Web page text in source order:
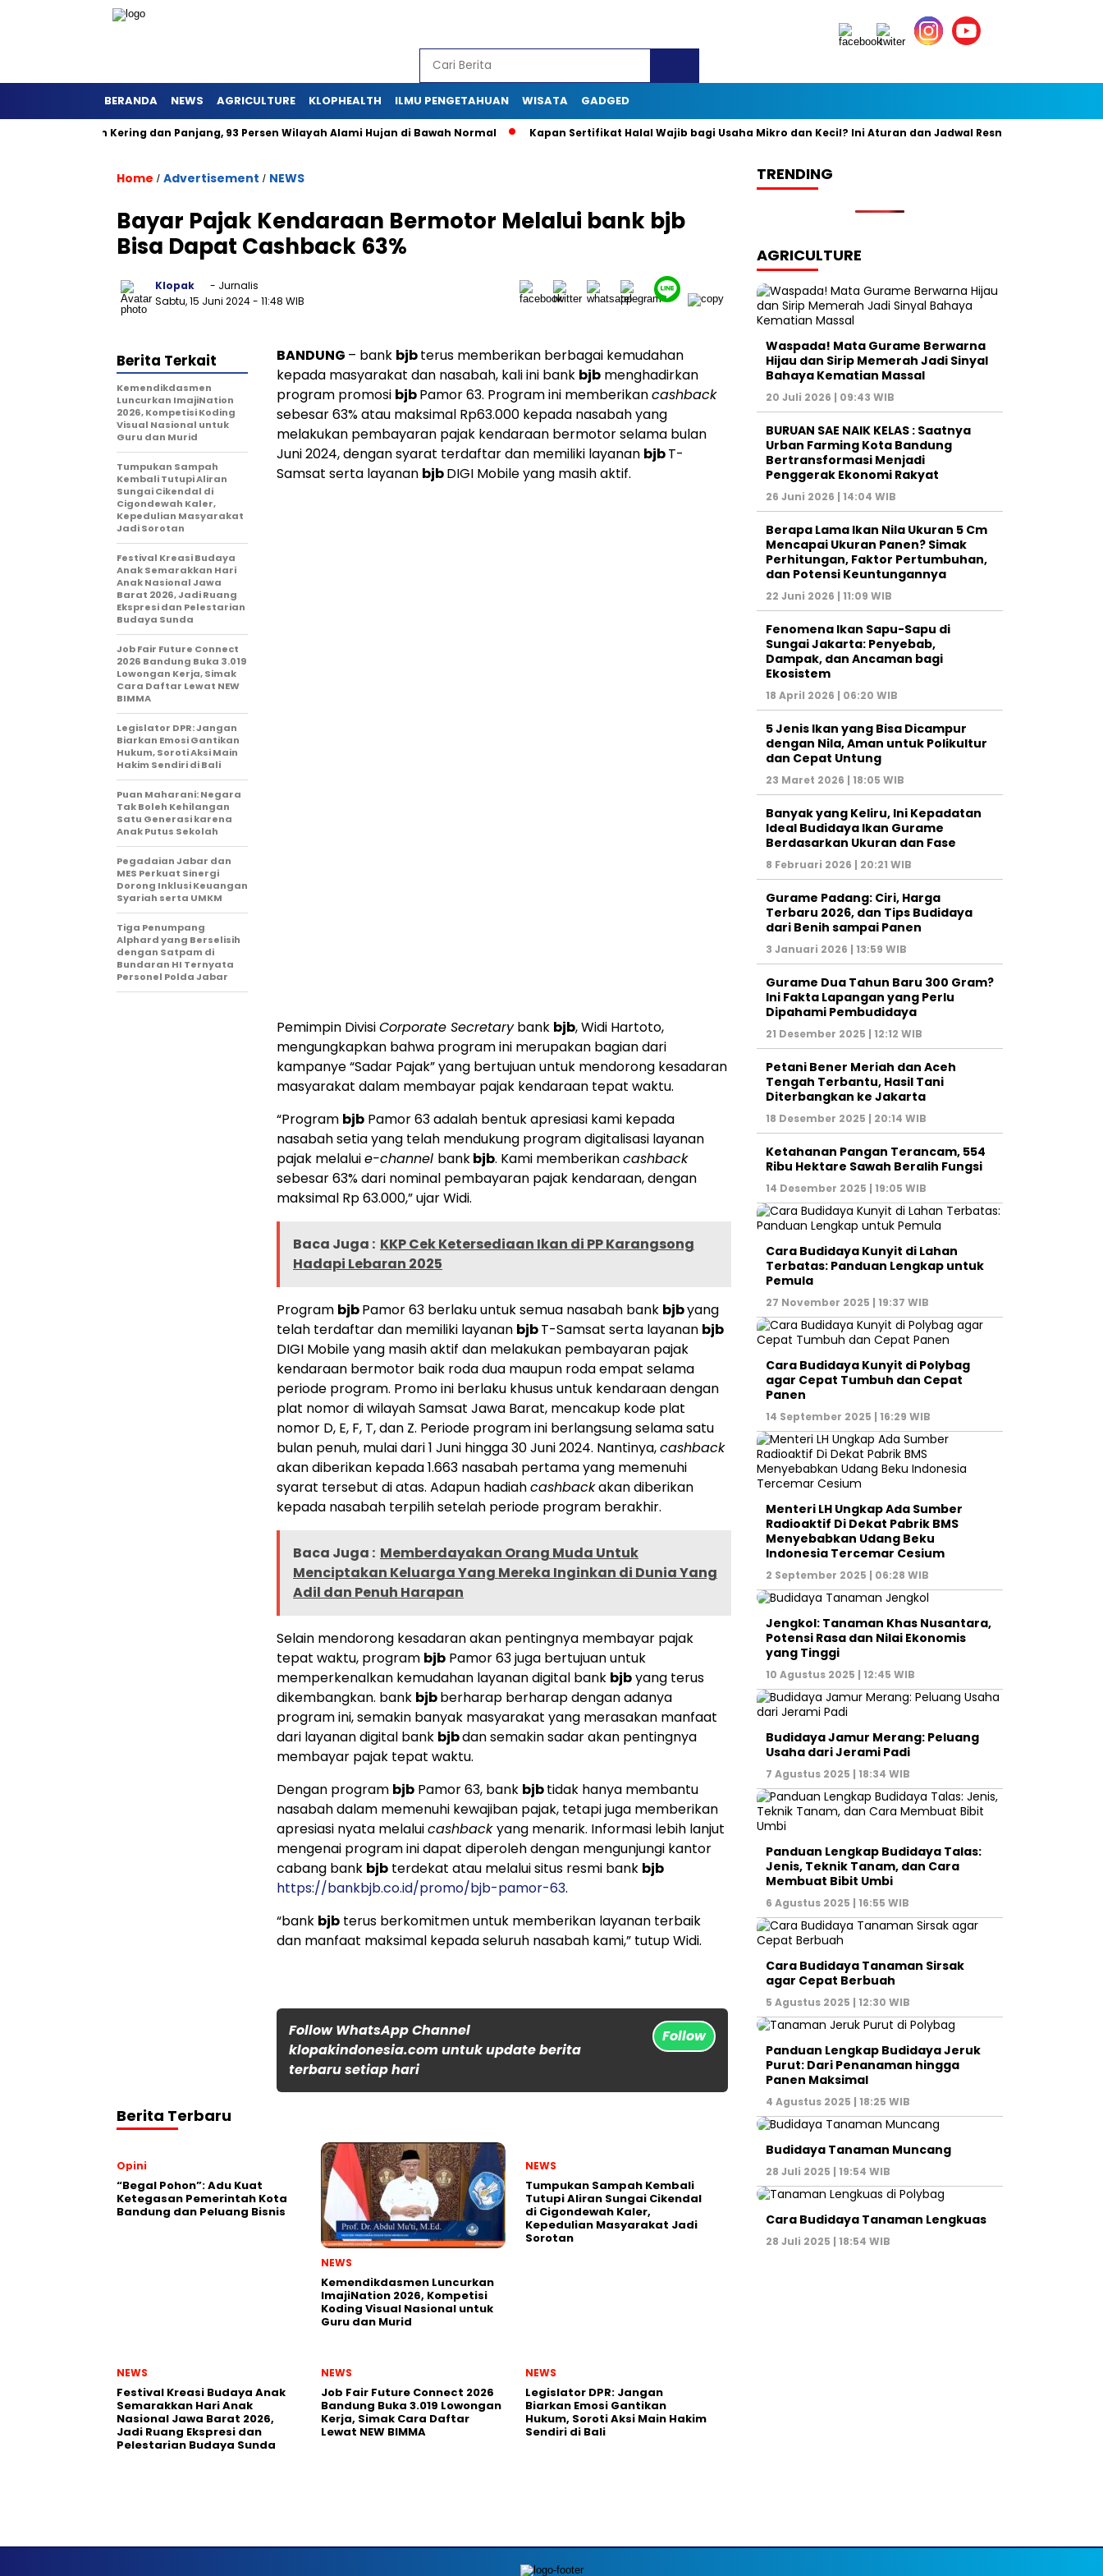
BERANDA NEWS AGRICULTURE KLOPHEALTH ILMU PENGETAHUAN WISATA GADGED
Barat Lebih Kering dan Panjang, 93 Persen Wilayah Alami Hujan di Bawah Normal Kapan Sertifikat Halal Wajib bagi Usaha Mikro dan Kecil? Ini Aturan dan Jadwal Resminya
Home / Advertisement / NEWS
Bayar Pajak Kendaraan Bermotor Melalui bank bjb
Bisa Dapat Cashback 63%
Klopak
- Jurnalis
Sabtu, 15 Juni 2024- 11:48 WIB
BANDUNG – bank bjbterus memberikan berbagai kemudahan
kepada masyarakat dan nasabah, kali ini bank bjb menghadirkan
program promosi bjbPamor 63. Program ini memberikancashback
sebesar 63% atau maksimal Rp63.000 kepada nasabah yang
melakukan pembayaran pajak kendaraan bermotor selama bulan
Juni 2024, dengan syarat terdaftar dan memiliki layanan bjbT-
Samsat serta layanan bjbDIGI Mobile yang masih aktif.
Pemimpin DivisiCorporate Secretarybank bjb, Widi Hartoto,
mengungkapkan bahwa program ini merupakan bagian dari
kampanye “Sadar Pajak” yang bertujuan untuk mendorong kesadaran
masyarakat dalam membayar pajak kendaraan tepat waktu.
“Program bjb Pamor 63 adalah bentuk apresiasi kami kepada
nasabah setia yang telah mendukung program digitalisasi layanan
pajak melaluie-channel bankbjb. Kami memberikancashback
sebesar 63% dari nominal pembayaran pajak kendaraan, dengan
maksimal Rp 63.000,” ujar Widi.
Baca Juga : KKP Cek Ketersediaan Ikan di PP Karangsong
Hadapi Lebaran 2025
Program bjbPamor 63 berlaku untuk semua nasabah bank bjbyang
telah terdaftar dan memiliki layanan bjbT-Samsat serta layanan bjb
DIGI Mobile yang masih aktif dan melakukan pembayaran pajak
kendaraan bermotor baik roda dua maupun roda empat selama
periode program. Promo ini berlaku khusus untuk kendaraan dengan
plat nomor di wilayah Samsat Jawa Barat, mencakup kode plat
nomor D, E, F, T, dan Z. Periode program ini berlangsung selama satu
bulan penuh, mulai dari 1 Juni hingga 30 Juni 2024. Nantinya,cashback
akan diberikan kepada 1.663 nasabah pertama yang memenuhi
syarat tersebut di atas. Adapun hadiahcashbackakan diberikan
kepada nasabah terpilih setelah periode program berakhir.
Baca Juga : Memberdayakan Orang Muda Untuk
Menciptakan Keluarga Yang Mereka Inginkan di Dunia Yang
Adil dan Penuh Harapan
Selain mendorong kesadaran akan pentingnya membayar pajak
tepat waktu, program bjb Pamor 63 juga bertujuan untuk
memperkenalkan kemudahan layanan digital bank bjbyang terus
dikembangkan. bank bjbberharap berharap dengan adanya
program ini, semakin banyak masyarakat yang merasakan manfaat
dari layanan digital bank bjbdan semakin sadar akan pentingnya
membayar pajak tepat waktu.
Dengan program bjb Pamor 63, bank bjbtidak hanya membantu
nasabah dalam memenuhi kewajiban pajak, tetapi juga memberikan
apresiasi nyata melaluicashbackyang menarik. Informasi lebih lanjut
mengenai program ini dapat diperoleh dengan mengunjungi kantor
cabang bank bjb terdekat atau melalui situs resmi bank bjb
https://bankbjb.co.id/promo/bjb-pamor-63.
“bank bjb terus berkomitmen untuk memberikan layanan terbaik
dan manfaat maksimal kepada seluruh nasabah kami,” tutup Widi.
Follow WhatsApp Channel
klopakindonesia.com untuk update berita
terbaru setiap hari
Follow
Berita Terkait
Kemendikdasmen
Luncurkan ImajiNation
2026, Kompetisi Koding
Visual Nasional untuk
Guru dan Murid
Tumpukan Sampah
Kembali Tutupi Aliran
Sungai Cikendal di
Cigondewah Kaler,
Kepedulian Masyarakat
Jadi Sorotan
Festival Kreasi Budaya
Anak Semarakkan Hari
Anak Nasional Jawa
Barat 2026, Jadi Ruang
Ekspresi dan Pelestarian
Budaya Sunda
Job Fair Future Connect
2026 Bandung Buka 3.019
Lowongan Kerja, Simak
Cara Daftar Lewat NEW
BIMMA
Legislator DPR: Jangan
Biarkan Emosi Gantikan
Hukum, Soroti Aksi Main
Hakim Sendiri di Bali
Puan Maharani: Negara
Tak Boleh Kehilangan
Satu Generasi karena
Anak Putus Sekolah
Pegadaian Jabar dan
MES Perkuat Sinergi
Dorong Inklusi Keuangan
Syariah serta UMKM
Tiga Penumpang
Alphard yang Berselisih
dengan Satpam di
Bundaran HI Ternyata
Personel Polda Jabar
Berita Terbaru
Opini
“Begal Pohon”: Adu Kuat
Ketegasan Pemerintah Kota
Bandung dan Peluang Bisnis
NEWS
Kemendikdasmen Luncurkan
ImajiNation 2026, Kompetisi
Koding Visual Nasional untuk
Guru dan Murid
NEWS
Tumpukan Sampah Kembali
Tutupi Aliran Sungai Cikendal
di Cigondewah Kaler,
Kepedulian Masyarakat Jadi
Sorotan
NEWS
Festival Kreasi Budaya Anak
Semarakkan Hari Anak
Nasional Jawa Barat 2026,
Jadi Ruang Ekspresi dan
Pelestarian Budaya Sunda
NEWS
Job Fair Future Connect 2026
Bandung Buka 3.019 Lowongan
Kerja, Simak Cara Daftar
Lewat NEW BIMMA
NEWS
Legislator DPR: Jangan
Biarkan Emosi Gantikan
Hukum, Soroti Aksi Main Hakim
Sendiri di Bali
TRENDING
AGRICULTURE
Waspada! Mata Gurame Berwarna
Hijau dan Sirip Memerah Jadi Sinyal
Bahaya Kematian Massal
20 Juli 2026 | 09:43 WIB
BURUAN SAE NAIK KELAS : Saatnya
Urban Farming Kota Bandung
Bertransformasi Menjadi
Penggerak Ekonomi Rakyat
26 Juni 2026 | 14:04 WIB
Berapa Lama Ikan Nila Ukuran 5 Cm
Mencapai Ukuran Panen? Simak
Perhitungan, Faktor Pertumbuhan,
dan Potensi Keuntungannya
22 Juni 2026 | 11:09 WIB
Fenomena Ikan Sapu-Sapu di
Sungai Jakarta: Penyebab,
Dampak, dan Ancaman bagi
Ekosistem
18 April 2026 | 06:20 WIB
5 Jenis Ikan yang Bisa Dicampur
dengan Nila, Aman untuk Polikultur
dan Cepat Untung
23 Maret 2026 | 18:05 WIB
Banyak yang Keliru, Ini Kepadatan
Ideal Budidaya Ikan Gurame
Berdasarkan Ukuran dan Fase
8 Februari 2026 | 20:21 WIB
Gurame Padang: Ciri, Harga
Terbaru 2026, dan Tips Budidaya
dari Benih sampai Panen
3 Januari 2026 | 13:59 WIB
Gurame Dua Tahun Baru 300 Gram?
Ini Fakta Lapangan yang Perlu
Dipahami Pembudidaya
21 Desember 2025 | 12:12 WIB
Petani Bener Meriah dan Aceh
Tengah Terbantu, Hasil Tani
Diterbangkan ke Jakarta
18 Desember 2025 | 20:14 WIB
Ketahanan Pangan Terancam, 554
Ribu Hektare Sawah Beralih Fungsi
14 Desember 2025 | 19:05 WIB
Cara Budidaya Kunyit di Lahan
Terbatas: Panduan Lengkap untuk
Pemula
27 November 2025 | 19:37 WIB
Cara Budidaya Kunyit di Polybag
agar Cepat Tumbuh dan Cepat
Panen
14 September 2025 | 16:29 WIB
Menteri LH Ungkap Ada Sumber
Radioaktif Di Dekat Pabrik BMS
Menyebabkan Udang Beku
Indonesia Tercemar Cesium
2 September 2025 | 06:28 WIB
Jengkol: Tanaman Khas Nusantara,
Potensi Rasa dan Nilai Ekonomis
yang Tinggi
10 Agustus 2025 | 12:45 WIB
Budidaya Jamur Merang: Peluang
Usaha dari Jerami Padi
7 Agustus 2025 | 18:34 WIB
Panduan Lengkap Budidaya Talas:
Jenis, Teknik Tanam, dan Cara
Membuat Bibit Umbi
6 Agustus 2025 | 16:55 WIB
Cara Budidaya Tanaman Sirsak
agar Cepat Berbuah
5 Agustus 2025 | 12:30 WIB
Panduan Lengkap Budidaya Jeruk
Purut: Dari Penanaman hingga
Panen Maksimal
4 Agustus 2025 | 18:25 WIB
Budidaya Tanaman Muncang
28 Juli 2025 | 19:54 WIB
Cara Budidaya Tanaman Lengkuas
28 Juli 2025 | 18:54 WIB